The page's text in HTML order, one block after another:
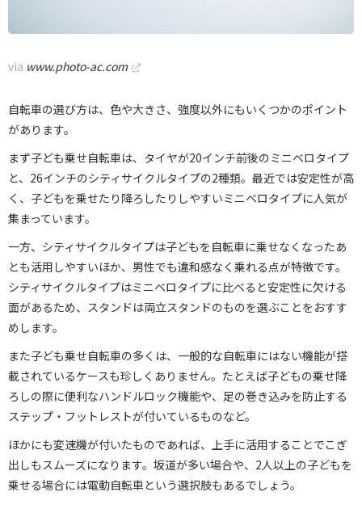
via www.photo-ac.com
自転車の選び方は、色や大きさ、強度以外にもいくつかのポイント
があります。
まず子ども乗せ自転車は、タイヤが20インチ前後のミニベロタイプ
と、26インチのシティサイクルタイプの2種類。最近では安定性が高
く、子どもを乗せたり降ろしたりしやすいミニベロタイプに人気が
集まっています。
一方、シティサイクルタイプは子どもを自転車に乗せなくなったあ
とも活用しやすいほか、男性でも違和感なく乗れる点が特徴です。
シティサイクルタイプはミニベロタイプに比べると安定性に欠ける
面があるため、スタンドは両立スタンドのものを選ぶことをおすす
めします。
また子ども乗せ自転車の多くは、一般的な自転車にはない機能が搭
載されているケースも珍しくありません。たとえば子どもの乗せ降
ろしの際に便利なハンドルロック機能や、足の巻き込みを防止する
ステップ・フットレストが付いているものなど。
ほかにも変速機が付いたものであれば、上手に活用することでこぎ
出しもスムーズになります。坂道が多い場合や、2人以上の子どもを
乗せる場合には電動自転車という選択肢もあるでしょう。